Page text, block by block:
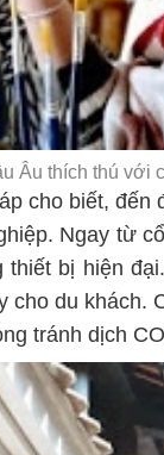
Âu thích thú với
cho biết,
Ngay từ
bị hiện
cho du
tránh dịch